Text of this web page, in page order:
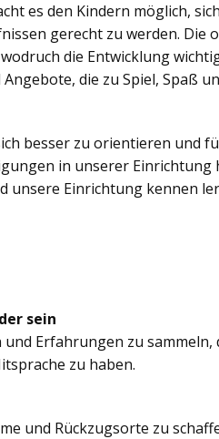
es den Kindern möglich,
gerecht zu werden.
die Entwicklung
die zu Spiel, Spaß
besser zu orientieren und
in unserer
unsere Einrichtung kennen
sein
Erfahrungen zu
zu haben.
und Rückzugsorte zu